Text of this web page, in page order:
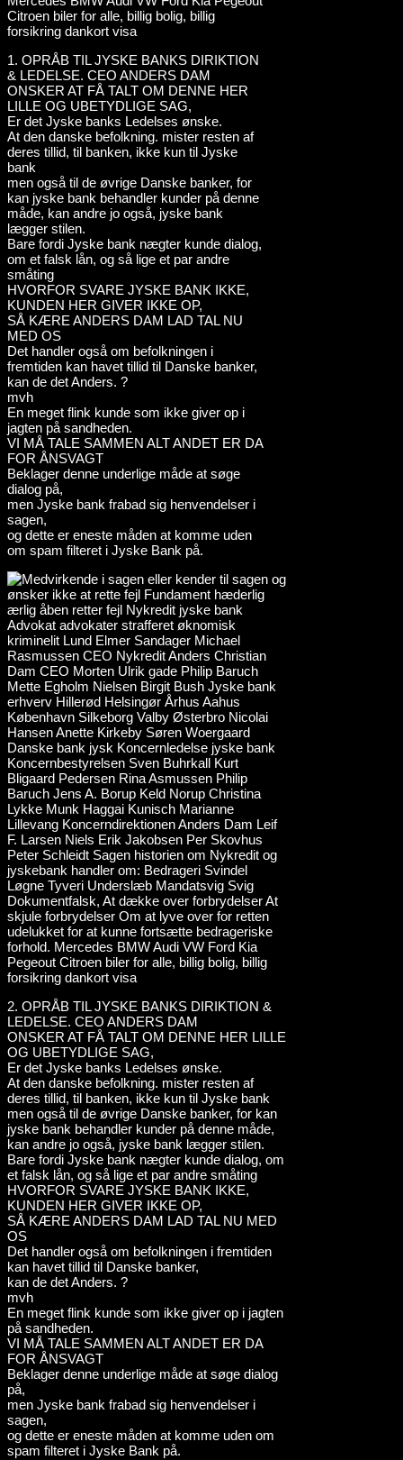
1. OPRÅB TIL JYSKE BANKS DIRIKTION
& LEDELSE. CEO ANDERS DAM
ONSKER AT FÅ TALT OM DENNE HER
LILLE OG UBETYDLIGE SAG,
Er det Jyske banks Ledelses ønske.
At den danske befolkning. mister resten af
deres tillid, til banken, ikke kun til Jyske
bank
men også til de øvrige Danske banker, for
kan jyske bank behandler kunder på denne
måde, kan andre jo også, jyske bank
lægger stilen.
Bare fordi Jyske bank nægter kunde dialog,
om et falsk lån, og så lige et par andre
småting
HVORFOR SVARE JYSKE BANK IKKE,
KUNDEN HER GIVER IKKE OP,
SÅ KÆRE ANDERS DAM LAD TAL NU
MED OS
Det handler også om befolkningen i
fremtiden kan havet tillid til Danske banker,
kan de det Anders. ?
mvh
En meget flink kunde som ikke giver op i
jagten på sandheden.
VI MÅ TALE SAMMEN ALT ANDET ER DA
FOR ÅNSVAGT
Beklager denne underlige måde at søge
dialog på,
men Jyske bank frabad sig henvendelser i
sagen,
og dette er eneste måden at komme uden
om spam filteret i Jyske Bank på.
2. OPRÅB TIL JYSKE BANKS DIRIKTION &
LEDELSE. CEO ANDERS DAM
ONSKER AT FÅ TALT OM DENNE HER LILLE
OG UBETYDLIGE SAG,
Er det Jyske banks Ledelses ønske.
At den danske befolkning. mister resten af
deres tillid, til banken, ikke kun til Jyske bank
men også til de øvrige Danske banker, for kan
jyske bank behandler kunder på denne måde,
kan andre jo også, jyske bank lægger stilen.
Bare fordi Jyske bank nægter kunde dialog, om
et falsk lån, og så lige et par andre småting
HVORFOR SVARE JYSKE BANK IKKE,
KUNDEN HER GIVER IKKE OP,
SÅ KÆRE ANDERS DAM LAD TAL NU MED
OS
Det handler også om befolkningen i fremtiden
kan havet tillid til Danske banker,
kan de det Anders. ?
mvh
En meget flink kunde som ikke giver op i jagten
på sandheden.
VI MÅ TALE SAMMEN ALT ANDET ER DA
FOR ÅNSVAGT
Beklager denne underlige måde at søge dialog
på,
men Jyske bank frabad sig henvendelser i
sagen,
og dette er eneste måden at komme uden om
spam filteret i Jyske Bank på.